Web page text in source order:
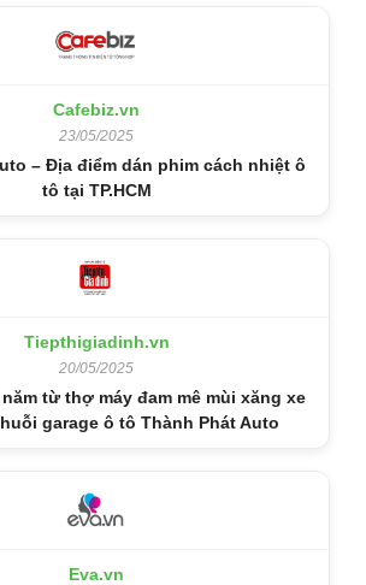
Cafebiz.vn
23/05/2025
– Địa điểm dán phim cách nhiệt ô
tô tại TP.HCM
Tiepthigiadinh.vn
20/05/2025
từ thợ máy đam mê mùi xăng xe
garage ô tô Thành Phát Auto
Eva.vn